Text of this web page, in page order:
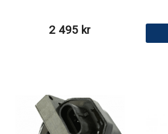
2 495 kr